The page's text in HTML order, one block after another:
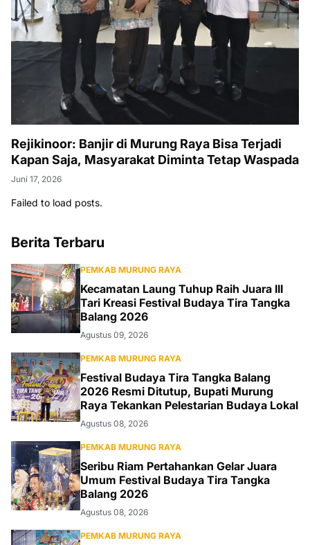
Rejikinoor: Banjir di Murung Raya Bisa Terjadi
Kapan Saja, Masyarakat Diminta Tetap Waspada
Juni 17, 2026
Failed to load posts.
Berita Terbaru
PEMKAB MURUNG RAYA
Kecamatan Laung Tuhup Raih Juara III
Tari Kreasi Festival Budaya Tira Tangka
Balang 2026
Agustus 09, 2026
PEMKAB MURUNG RAYA
Festival Budaya Tira Tangka Balang
2026 Resmi Ditutup, Bupati Murung
Raya Tekankan Pelestarian Budaya Lokal
Agustus 08, 2026
PEMKAB MURUNG RAYA
Seribu Riam Pertahankan Gelar Juara
Umum Festival Budaya Tira Tangka
Balang 2026
Agustus 08, 2026
PEMKAB MURUNG RAYA